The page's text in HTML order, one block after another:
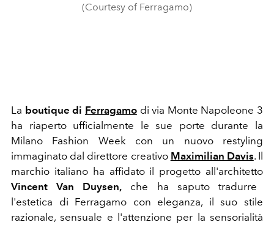
(Courtesy of Ferragamo)
La boutique di Ferragamodi via Monte Napoleone 3
ha riaperto ufficialmente le sue porte durante la
Milano Fashion Week con un nuovo restyling
immaginato dal direttore creativo Maximilian Davis. Il
marchio italiano ha affidato il progetto all'architetto
Vincent Van Duysen, che ha saputo tradurre
l'estetica di Ferragamo con eleganza, il suo stile
razionale, sensuale e l'attenzione per la sensorialità